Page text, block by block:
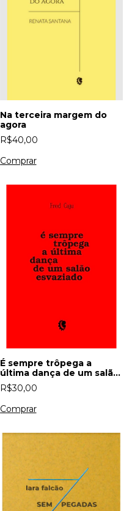
Na terceira margem do
agora
R$40,00
É sempre trôpega a
última dança de um salão
esvaziado
R$30,00